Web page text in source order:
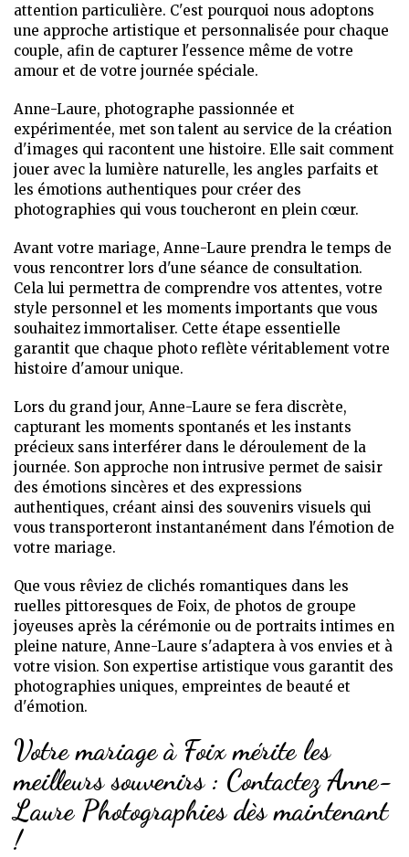
attention particulière. C'est pourquoi nous adoptons
une approche artistique et personnalisée pour chaque
couple, afin de capturer l'essence même de votre
amour et de votre journée spéciale.
Anne-Laure, photographe passionnée et
expérimentée, met son talent au service de la création
d'images qui racontent une histoire. Elle sait comment
jouer avec la lumière naturelle, les angles parfaits et
les émotions authentiques pour créer des
photographies qui vous toucheront en plein cœur.
Avant votre mariage, Anne-Laure prendra le temps de
vous rencontrer lors d'une séance de consultation.
Cela lui permettra de comprendre vos attentes, votre
style personnel et les moments importants que vous
souhaitez immortaliser. Cette étape essentielle
garantit que chaque photo reflète véritablement votre
histoire d'amour unique.
Lors du grand jour, Anne-Laure se fera discrète,
capturant les moments spontanés et les instants
précieux sans interférer dans le déroulement de la
journée. Son approche non intrusive permet de saisir
des émotions sincères et des expressions
authentiques, créant ainsi des souvenirs visuels qui
vous transporteront instantanément dans l'émotion de
votre mariage.
Que vous rêviez de clichés romantiques dans les
ruelles pittoresques de Foix, de photos de groupe
joyeuses après la cérémonie ou de portraits intimes en
pleine nature, Anne-Laure s'adaptera à vos envies et à
votre vision. Son expertise artistique vous garantit des
photographies uniques, empreintes de beauté et
d'émotion.
Votre mariage à Foix mérite les
meilleurs souvenirs : Contactez Anne-
Laure Photographies dès maintenant
!